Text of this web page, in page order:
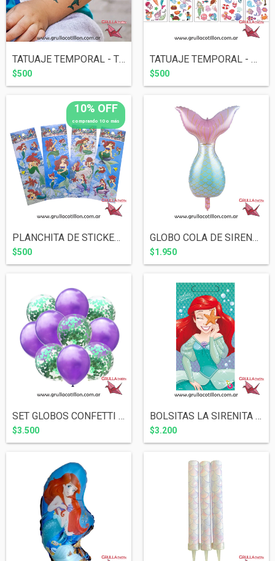
TATUAJE TEMPORAL - TIBURONES
$500
TATUAJE TEMPORAL - SIRENAS
$500
10% OFF
comprando 10 o más
PLANCHITA DE STICKERS - LA SIRENITA ARIE...
$500
GLOBO COLA DE SIRENA 85 CM
$1.950
SET GLOBOS CONFETTI VERDE Y PERLADO LILA...
$3.500
BOLSITAS LA SIRENITA ARIEL x10
$3.200